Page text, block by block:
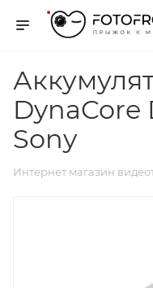
DynaCore
Sony
Интернет магазин